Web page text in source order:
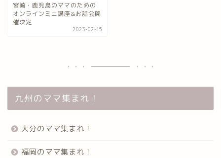
宮崎・鹿児島のママのための
オンラインミニ講座&お話会開
催決定
2023-02-15
九州のママ集まれ！
大分のママ集まれ！
福岡のママ集まれ！